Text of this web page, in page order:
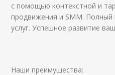
с помощью контекстной и
продвижения и SMM. Полный
услуг. Успешное развитие
Наши преимущества: